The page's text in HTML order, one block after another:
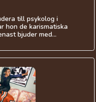
till psykolog i
hon de karismatiska
bjuder med...